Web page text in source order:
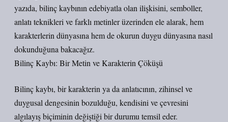
yazıda, bilinç kaybının edebiyatla olan ilişkisini, semboller,
anlatı teknikleri ve farklı metinler üzerinden ele alarak, hem
karakterlerin dünyasına hem de okurun duygu dünyasına nasıl
dokunduğuna bakacağız.
Bilinç Kaybı: Bir Metin ve Karakterin Çöküşü
Bilinç kaybı, bir karakterin ya da anlatıcının, zihinsel ve
duygusal dengesinin bozulduğu, kendisini ve çevresini
algılayış biçiminin değiştiği bir durumu temsil eder.